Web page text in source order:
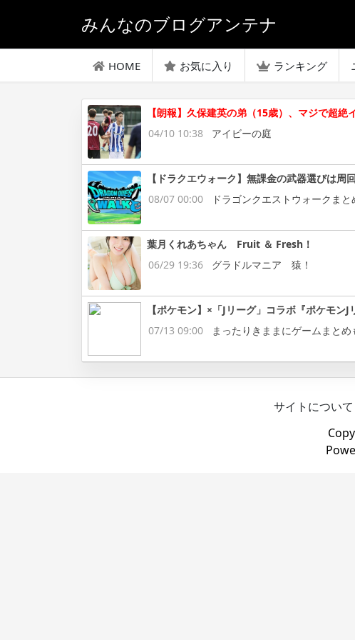
みんなのブログアンテナ
HOME お気に入り ランキング
【朗報】久保建英の弟（15歳）、マジで超絶
04/10 10:38
アイビーの庭
【ドラクエウォーク】無課金の武器選びは
08/07 00:00
ドラゴンクエストウォークまと
葉月くれあちゃん Fruit ＆ Fresh！
06/29 19:36
グラドルマニア 猿！
【ポケモン】×「Jリーグ」コラボ『ポケモ
07/13 09:00
まったりきままにゲームまとめ
サイトについて